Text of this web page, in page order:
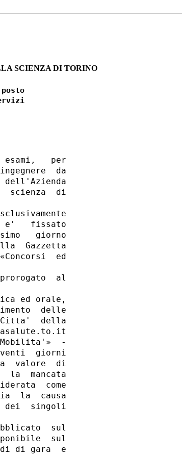
SCIENZA DI TORINO
esami,   per
da
scienza  di
e'   fissato
giorno
Gazzetta
ed
al
ed orale,
delle
Citta'  della
Mobilita'»  -
venti  giorni
valore  di
mancata
come
la  causa
dei  singoli
sul
sul
di gara  e